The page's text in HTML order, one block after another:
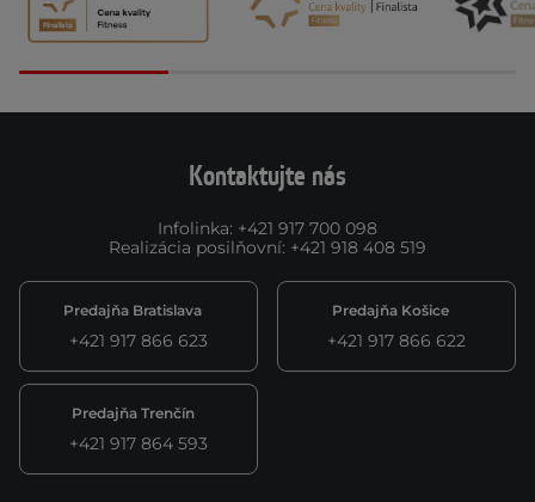
Kontaktujte nás
Infolinka: +421 917 700 098
Realizácia posilňovní: +421 918 408 519
Predajňa Bratislava
+421 917 866 623
Predajňa Košice
+421 917 866 622
Predajňa Trenčín
+421 917 864 593